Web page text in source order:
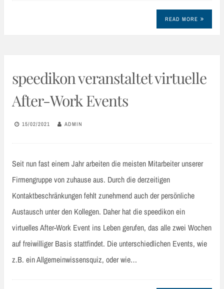
READ MORE
speedikon veranstaltet virtuelle
After-Work Events
15/02/2021 ADMIN
Seit nun fast einem Jahr arbeiten die meisten Mitarbeiter unserer
Firmengruppe von zuhause aus. Durch die derzeitigen
Kontaktbeschränkungen fehlt zunehmend auch der persönliche
Austausch unter den Kollegen. Daher hat die speedikon ein
virtuelles After-Work Event ins Leben gerufen, das alle zwei Wochen
auf freiwilliger Basis stattfindet. Die unterschiedlichen Events, wie
z.B. ein Allgemeinwissensquiz, oder wie…